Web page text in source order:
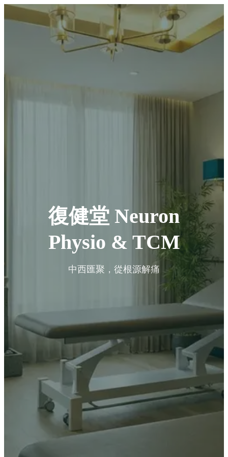
復健堂 Neuron
Physio & TCM
中西匯聚，從根源解痛